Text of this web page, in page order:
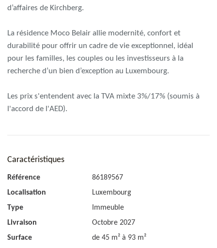
d’affaires de Kirchberg.
La résidence Moco Belair allie modernité, confort et
durabilité pour offrir un cadre de vie exceptionnel, idéal
pour les familles, les couples ou les investisseurs à la
recherche d’un bien d’exception au Luxembourg.
Les prix s'entendent avec la TVA mixte 3%/17% (soumis à
l'accord de l'AED).
Caractéristiques
Référence
86189567
Localisation
Luxembourg
Type
Immeuble
Livraison
Octobre 2027
Surface
de 45 m² à 93 m²